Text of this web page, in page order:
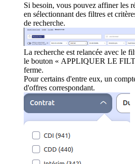
Si besoin, vous pouvez affiner les
en sélectionnant des filtres et
de recherche.
La recherche est relancée avec le
le bouton « APPLIQUER LE
ferme.
Pour certains d'entre eux, un
d'offres correspondant.